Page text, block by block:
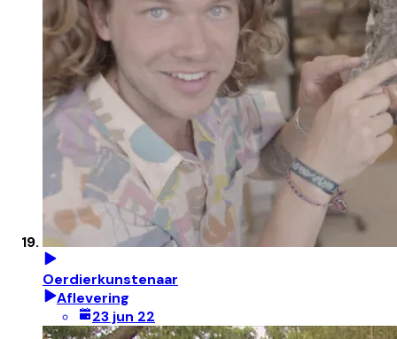
Oerdierkunstenaar
Aflevering
23 jun 22